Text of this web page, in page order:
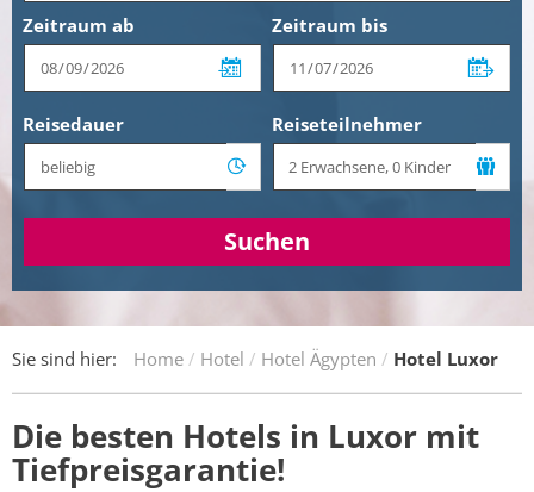
Zeitraum ab Zeitraum bis
Reisedauer Reiseteilnehmer
Suchen
Sie sind hier: Home Hotel Hotel Ägypten Hotel Luxor
Die besten Hotels in Luxor mit
Tiefpreisgarantie!